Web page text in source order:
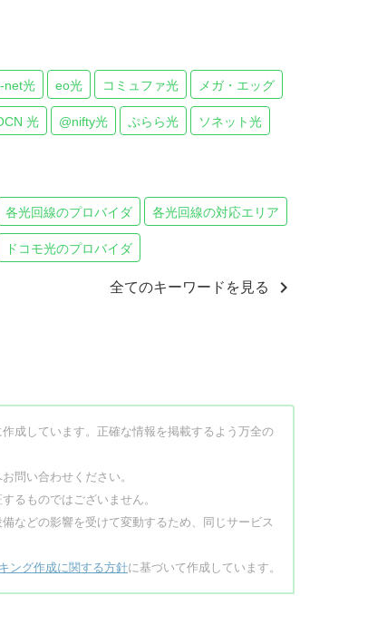
net光 eo光 コミュファ光 メガ・エッグ
光 @nifty光 ぷらら光 ソネット光
各光回線のプロバイダ 各光回線の対応エリア
ドコモ光のプロバイダ
全てのキーワードを見る chevron_right
成しています。正確な情報を掲載するよう万全の
問い合わせください。
るものではございません。
などの影響を受けて変動するため、同じサービス
ング作成に関する方針に基づいて作成しています。